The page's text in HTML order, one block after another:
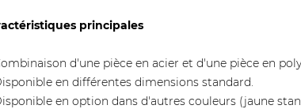
principales
d'une pièce en acier et d'une pièce en
en différentes dimensions standard.
en option dans d'autres couleurs (jaune